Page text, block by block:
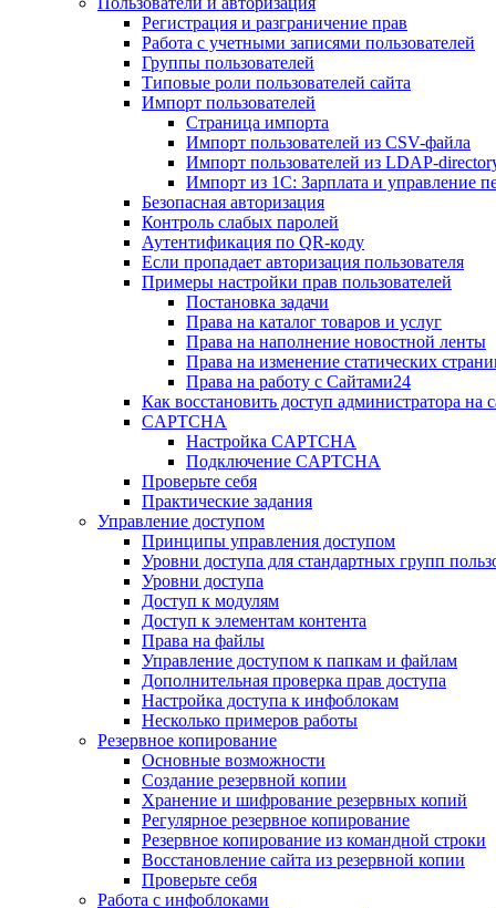
Регистрация и разграничение прав
Работа с учетными записями пользователей
Группы пользователей
Типовые роли пользователей сайта
Импорт пользователей
Страница импорта
Импорт пользователей из CSV-файла
Импорт пользователей из LDAP-
Импорт из 1С: Зарплата и управление
Безопасная авторизация
Контроль слабых паролей
Аутентификация по QR-коду
Если пропадает авторизация пользователя
Примеры настройки прав пользователей
Постановка задачи
Права на каталог товаров и услуг
Права на наполнение новостной ленты
Права на изменение статических
Права на работу с Сайтами24
Как восстановить доступ администратора на
CAPTCHA
Настройка CAPTCHA
Подключение CAPTCHA
Проверьте себя
Практические задания
Управление доступом
Принципы управления доступом
Уровни доступа для стандартных групп
Уровни доступа
Доступ к модулям
Доступ к элементам контента
Права на файлы
Управление доступом к папкам и файлам
Дополнительная проверка прав доступа
Настройка доступа к инфоблокам
Несколько примеров работы
Резервное копирование
Основные возможности
Создание резервной копии
Хранение и шифрование резервных копий
Регулярное резервное копирование
Резервное копирование из командной строки
Восстановление сайта из резервной копии
Проверьте себя
Работа с инфоблоками